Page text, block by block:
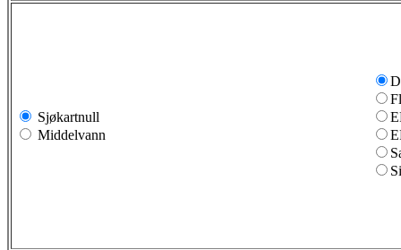
Sjøkartnull
Middelvann